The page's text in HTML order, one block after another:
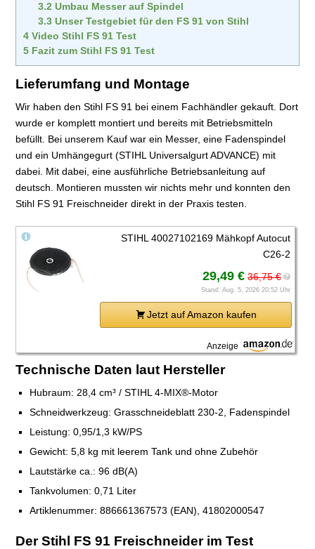
3.2Umbau Messer auf Spindel
3.3Unser Testgebiet für den FS 91 von Stihl
4 Video Stihl FS 91 Test
5 Fazit zum Stihl FS 91 Test
Lieferumfang und Montage
Wir haben den Stihl FS 91 bei einem Fachhändler gekauft. Dort
wurde er komplett montiert und bereits mit Betriebsmitteln
befüllt. Bei unserem Kauf war ein Messer, eine Fadenspindel
und ein Umhängegurt (STIHL Universalgurt ADVANCE) mit
dabei. Mit dabei, eine ausführliche Betriebsanleitung auf
deutsch. Montieren mussten wir nichts mehr und konnten den
Stihl FS 91 Freischneider direkt in der Praxis testen.
STIHL 40027102169 Mähkopf Autocut
C26-2
29,49 € 36,75 € ?
Stand: Aug. 5, 2026 20:52 Uhr
Jetzt auf Amazon kaufen
Anzeige
Technische Daten laut Hersteller
Hubraum: 28,4 cm³ / STIHL 4-MIX®-Motor
Schneidwerkzeug: Grasschneideblatt 230-2, Fadenspindel
Leistung: 0,95/1,3 kW/PS
Gewicht: 5,8 kg mit leerem Tank und ohne Zubehör
Lautstärke ca.: 96 dB(A)
Tankvolumen: 0,71 Liter
Artiklenummer: 886661367573 (EAN), 41802000547
Der Stihl FS 91 Freischneider im Test